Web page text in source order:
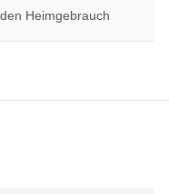
Heimgebrauch